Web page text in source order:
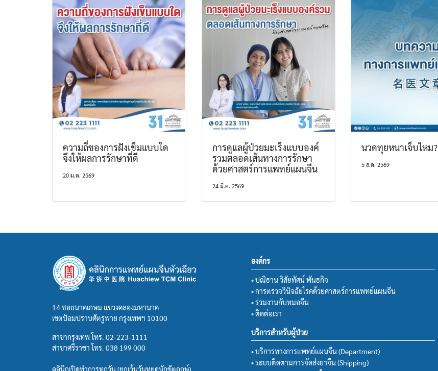
ความถี่ของการฝังเข็มแบบใด
จึงให้ผลการรักษาที่ดี
20 ม.ค. 2569
การดูแลผู้ป่วยมะเร็งแบบองค์
รวมตลอดเส้นทางการรักษา
ด้วยศาสตร์การแพทย์แผนจีน
24 มี.ค. 2569
นวดทุยหนาเจ็บไหม?
5 ส.ค. 2569
14 ซอยนาคเกษม แขวงคลองมหานาค
เขตป้อมปราบศัตรูพ่าย กรุงเทพฯ 10100
สาขากรุงเทพ โทร. 02-223-1111
สาขาศรีราชา โทร. 038 199 000
คลินิกเปิดทำการทุกวัน (ยกเว้นวันหยุดนักขัตฤกษ์)
องค์กร
• ปณิธาน วิสัยทัศน์ พันธกิจ
• การตรวจวินิจฉัยโรคด้วยศาสตร์การแพทย์แผนจีน
• ร่วมงานกับหมอจีน
• ติดต่อเรา
บริการสำหรับผู้ป่วย
• บริการทางการแพทย์แผนจีน (Department)
• ระบบติดตามการจัดส่งยาจีน (Shipping)